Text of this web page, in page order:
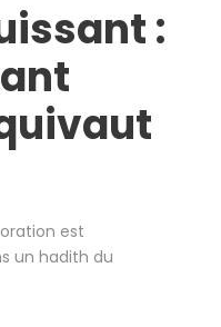
:
est
un hadith du